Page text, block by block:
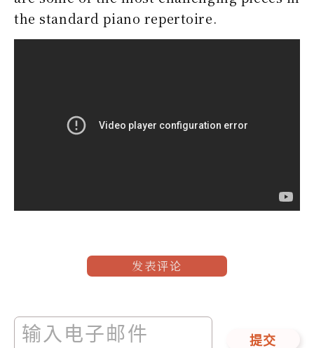
the standard piano repertoire.
发表评论
提交